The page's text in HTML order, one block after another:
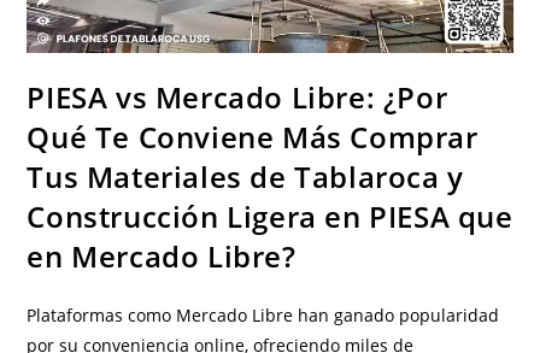
PIESA vs Mercado Libre: ¿Por
Qué Te Conviene Más Comprar
Tus Materiales de Tablaroca y
Construcción Ligera en PIESA que
en Mercado Libre?
Plataformas como Mercado Libre han ganado popularidad
por su conveniencia online, ofreciendo miles de